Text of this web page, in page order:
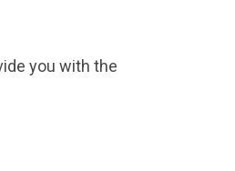
you with the